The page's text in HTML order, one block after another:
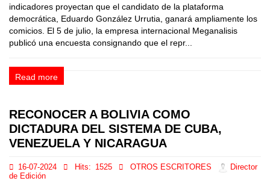
indicadores proyectan que el candidato de la plataforma
democrática, Eduardo González Urrutia, ganará ampliamente los
comicios. El 5 de julio, la empresa internacional Meganalisis
publicó una encuesta consignando que el repr...
Read more
RECONOCER A BOLIVIA COMO
DICTADURA DEL SISTEMA DE CUBA,
VENEZUELA Y NICARAGUA
16-07-2024 Hits: 1525 OTROS ESCRITORES
Director
de Edición